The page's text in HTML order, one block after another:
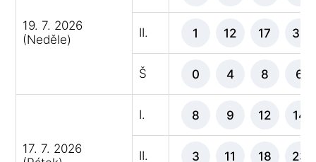
19. 7. 2026
(Neděle)
II. 1 12 17 32
Š 0 4 8 6
17. 7. 2026
I. 8 9 12 14
II. 3 11 18 23